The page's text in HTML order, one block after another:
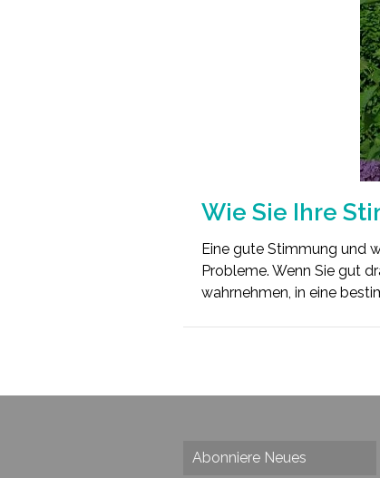
Wie Sie Ihre
Eine gute Stimmung und
Probleme. Wenn Sie gut
wahrnehmen, in eine
Abonniere Neues